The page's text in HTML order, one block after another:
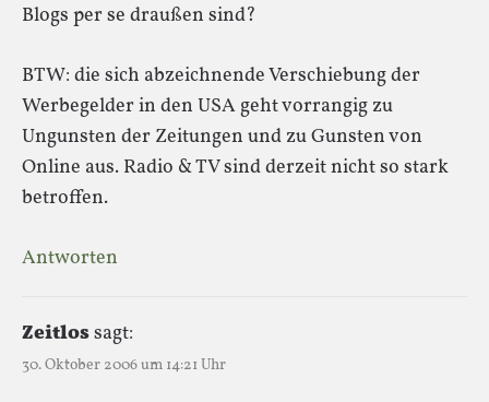
Blogs per se draußen sind?
BTW: die sich abzeichnende Verschiebung der
Werbegelder in den USA geht vorrangig zu
Ungunsten der Zeitungen und zu Gunsten von
Online aus. Radio & TV sind derzeit nicht so stark
betroffen.
Antworten
Zeitlossagt:
30. Oktober 2006 um 14:21 Uhr